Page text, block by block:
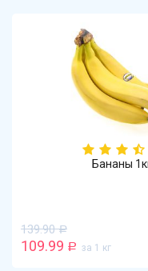
Бананы
139.90 Р
109.99 Р за 1 кг